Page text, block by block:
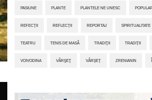
PASIUNE PLANTE PLANTELE NE UNESC
REFECȚII REFLECȚII REPORTAJ SPIRITUALITATE
TEATRU TENIS DE MASĂ TRADIŢII TRADIȚII
VOIVODINA VÂRŞEŢ VÂRȘEȚ ZRENIANIN